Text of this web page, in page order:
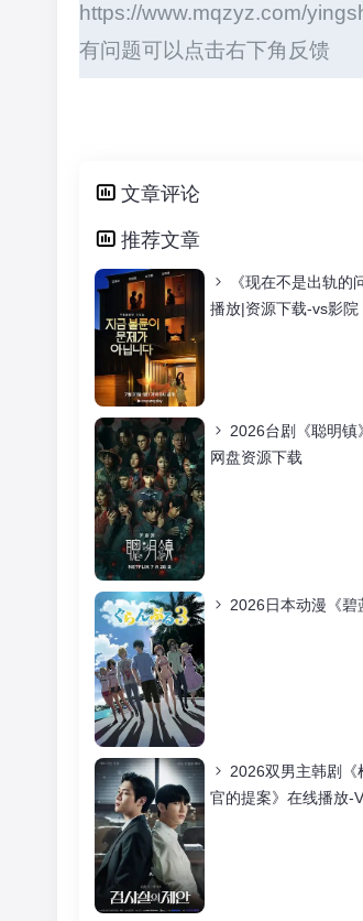
https://www.mqzyz.com/
有问题可以点击右下角反馈
文章评论
推荐文章
《现在不是出轨的
播放|资源下载-vs影院
2026台剧《聪明
网盘资源下载
2026日本动漫《
2026双男主韩剧
官的提案》在线播放-